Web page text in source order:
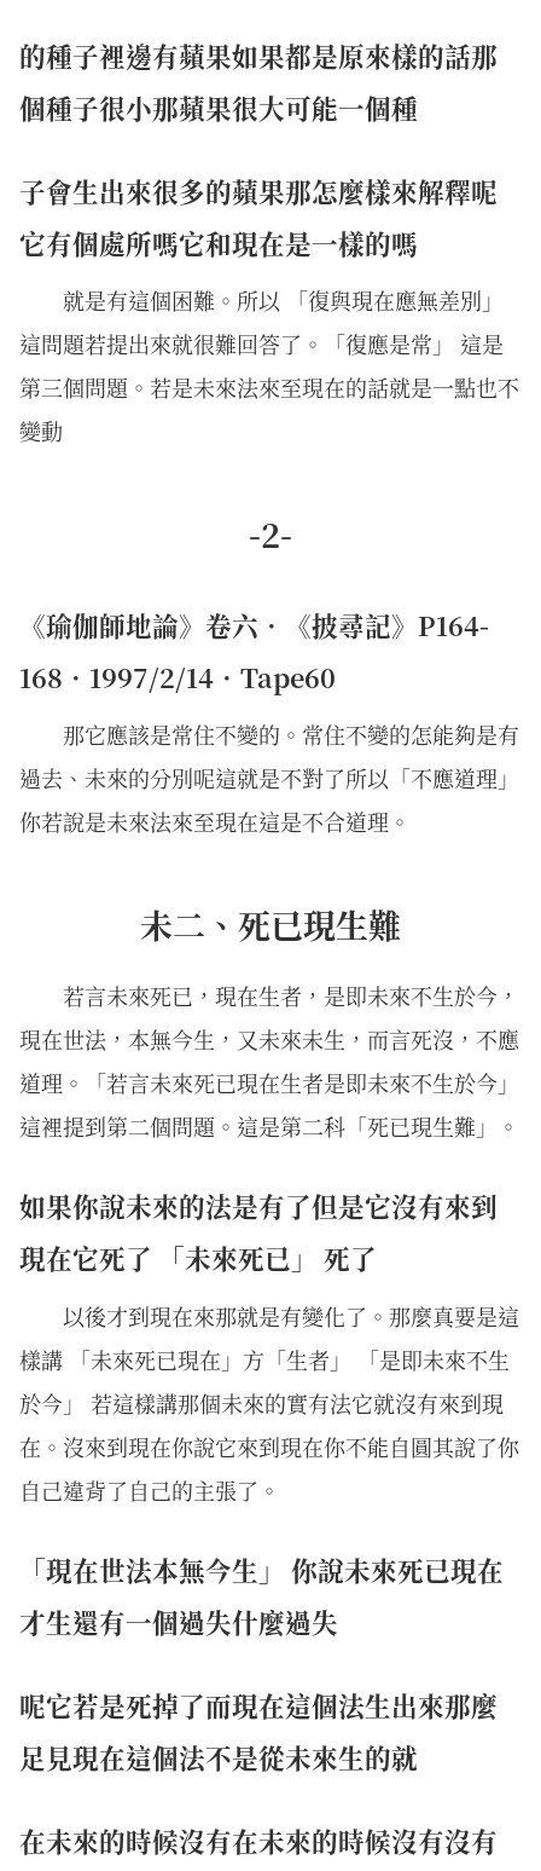
的種子裡邊有蘋果如果都是原來樣的話那
個種子很小那蘋果很大可能一個種
子會生出來很多的蘋果那怎麼樣來解釋呢
它有個處所嗎它和現在是一樣的嗎
就是有這個困難。所以 「復與現在應無差別」
這問題若提出來就很難回答了。「復應是常」 這是
第三個問題。若是未來法來至現在的話就是一點也不
變動
-2-
《瑜伽師地論》卷六．《披尋記》P164-
168．1997/2/14．Tape60
那它應該是常住不變的。常住不變的怎能夠是有
過去、未來的分別呢這就是不對了所以「不應道理」
你若說是未來法來至現在這是不合道理。
未二、死已現生難
若言未來死已，現在生者，是即未來不生於今，
現在世法，本無今生，又未來未生，而言死沒，不應
道理。「若言未來死已現在生者是即未來不生於今」
這裡提到第二個問題。這是第二科「死已現生難」。
如果你說未來的法是有了但是它沒有來到
現在它死了 「未來死已」 死了
以後才到現在來那就是有變化了。那麼真要是這
樣講 「未來死已現在」方「生者」 「是即未來不生
於今」 若這樣講那個未來的實有法它就沒有來到現
在。沒來到現在你說它來到現在你不能自圓其說了你
自己違背了自己的主張了。
「現在世法本無今生」 你說未來死已現在
才生還有一個過失什麼過失
呢它若是死掉了而現在這個法生出來那麼
足見現在這個法不是從未來生的就
在未來的時候沒有在未來的時候沒有沒有